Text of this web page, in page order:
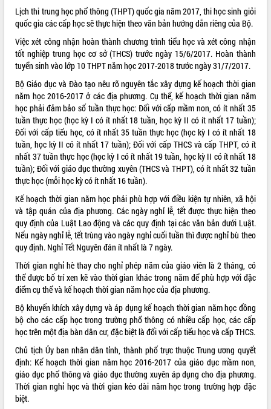
QUY HOẠCH - KẾ HOẠCH
VIDEO
Không có file video nào để phát.
ALBUM ẢNH
Lịch thi trung học phổ thông (THPT) quốc gia năm 2017, thi học sinh giỏi
quốc gia các cấp học sẽ thực hiện theo văn bản hướng dẫn riêng của Bộ.
Việc xét công nhận hoàn thành chương trình tiểu học và xét công nhận
tốt nghiệp trung học cơ sở (THCS) trước ngày 15/6/2017. Hoàn thành
tuyển sinh vào lớp 10 THPT năm học 2017-2018 trước ngày 31/7/2017.
Bộ Giáo dục và Đào tạo nêu rõ nguyên tắc xây dựng kế hoạch thời gian
năm học 2016-2017 ở các địa phương. Cụ thể, kế hoạch thời gian năm
học phải đảm bảo số tuần thực học: Đối với cấp mầm non, có ít nhất 35
tuần thực học (học kỳ I có ít nhất 18 tuần, học kỳ II có ít nhất 17 tuần);
Đối với cấp tiểu học, có ít nhất 35 tuần thực học (học kỳ I có ít nhất 18
tuần, học kỳ II có ít nhất 17 tuần); Đối với cấp THCS và cấp THPT, có ít
nhất 37 tuần thực học (học kỳ I có ít nhất 19 tuần, học kỳ II có ít nhất 18
tuần); Đối với giáo dục thường xuyên (THCS và THPT), có ít nhất 32 tuần
thực học (mỗi học kỳ có ít nhất 16 tuần).
Kế hoạch thời gian năm học phải phù hợp với điều kiện tự nhiên, xã hội
và tập quán của địa phương. Các ngày nghỉ lễ, tết được thực hiện theo
quy định của Luật Lao động và các quy định tại các văn bản dưới Luật.
Nếu ngày nghỉ lễ, tết trùng vào ngày nghỉ cuối tuần thì được nghỉ bù theo
quy định. Nghỉ Tết Nguyên đán ít nhất là 7 ngày.
Thời gian nghỉ hè thay cho nghỉ phép năm của giáo viên là 2 tháng, có
thể được bố trí xen kẽ vào thời gian khác trong năm để phù hợp với đặc
điểm cụ thể và kế hoạch thời gian năm học của địa phương.
Bộ khuyến khích xây dựng và áp dụng kế hoạch thời gian năm học đồng
bộ cho các cấp học trong trường phổ thông có nhiều cấp học, các cấp
học trên một địa bàn dân cư, đặc biệt là đối với cấp tiểu học và cấp THCS.
Chủ tịch Ủy ban nhân dân tỉnh, thành phố trực thuộc Trung ương quyết
định: Kế hoạch thời gian năm học 2016-2017 của giáo dục mầm non,
giáo dục phổ thông và giáo dục thường xuyên áp dụng cho địa phương.
Thời gian nghỉ học và thời gian kéo dài năm học trong trường hợp đặc
biệt.